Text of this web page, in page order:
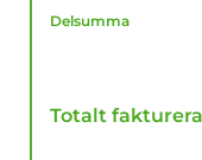
Delsumma
Totalt